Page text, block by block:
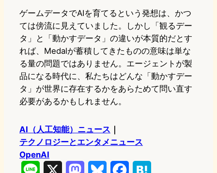
ゲームデータでAIを育てるという発想は、かつ
ては傍流に見えていました。しかし「観るデー
タ」と「動かすデータ」の違いが本質的だとす
れば、Medalが蓄積してきたものの意味は単な
る量の問題ではありません。エージェントが製
品になる時代に、私たちはどんな「動かすデー
タ」が世界に存在するかをあらためて問い直す
必要があるかもしれません。
AI（人工知能）ニュース
テクノロジーとエンタメニュース
OpenAI